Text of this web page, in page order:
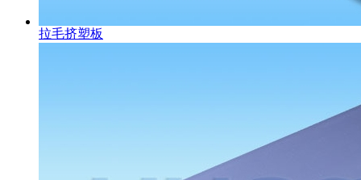
拉毛挤塑板